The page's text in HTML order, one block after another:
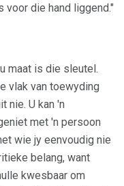
die hand liggend."
maat is die sleutel.
vlak van toewyding
nie. U kan 'n
met 'n persoon
wie jy eenvoudig nie
belang, want
kwesbaar om